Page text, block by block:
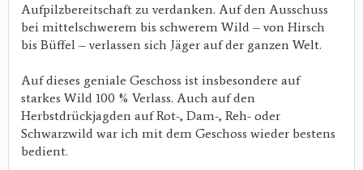
Aufpilzbereitschaft zu verdanken. Auf den Ausschuss
bei mittelschwerem bis schwerem Wild – von Hirsch
bis Büffel – verlassen sich Jäger auf der ganzen Welt.
Auf dieses geniale Geschoss ist insbesondere auf
starkes Wild 100 % Verlass. Auch auf den
Herbstdrückjagden auf Rot-, Dam-, Reh- oder
Schwarzwild war ich mit dem Geschoss wieder bestens
bedient.